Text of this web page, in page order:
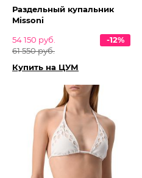
Раздельный купальник
Missoni
54 150 руб.
61 550 руб.
-12%
Купить на ЦУМ